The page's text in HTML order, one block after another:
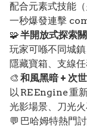
配合元素式技能（
一秒爆發連擊
🧩半開放式探索
玩家可喺不同城
隱藏寶箱、支線
🎨 和風黑暗 + 次
以 RE Engine 重
光影場景、刀光火
💬 巴哈姆特熱門